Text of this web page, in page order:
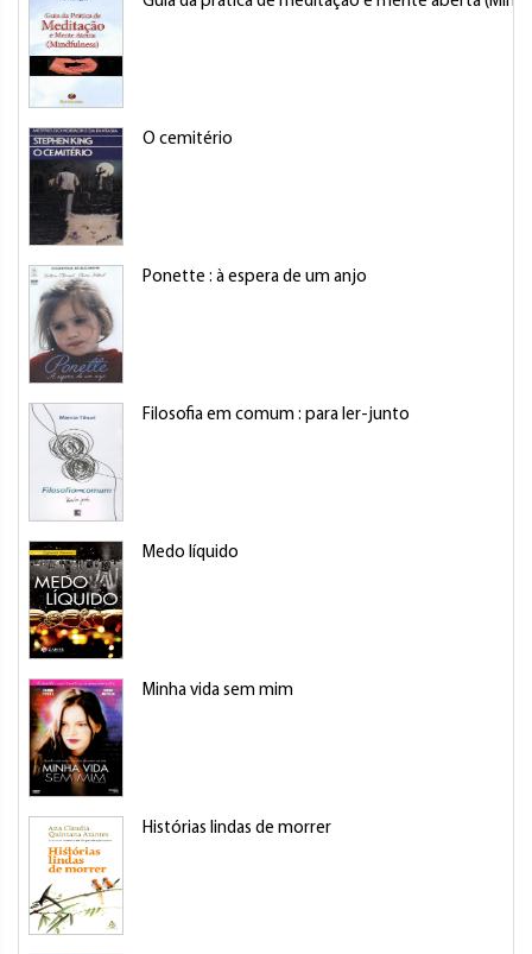
O cemitério
Ponette : à espera de um anjo
Filosofia em comum : para ler-junto
Medo líquido
Minha vida sem mim
Histórias lindas de morrer